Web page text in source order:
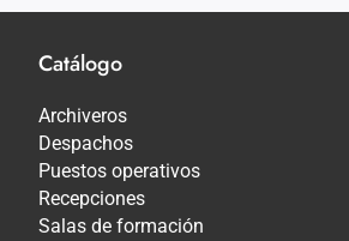
Catálogo
Archiveros
Despachos
Puestos operativos
Recepciones
Salas de formación